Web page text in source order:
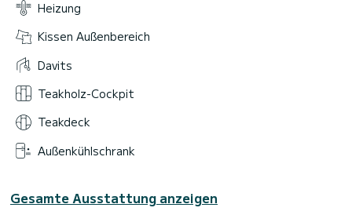
Heizung
Kissen Außenbereich
Davits
Teakholz-Cockpit
Teakdeck
Außenkühlschrank
Gesamte Ausstattung anzeigen